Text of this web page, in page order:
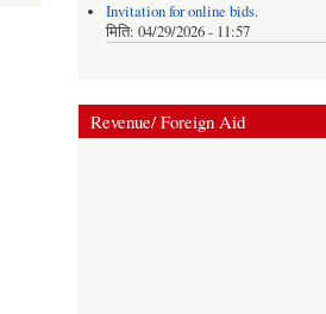
Invitation for online bids.
मिति: 04/29/2026 - 11:57
Revenue/ Foreign Aid